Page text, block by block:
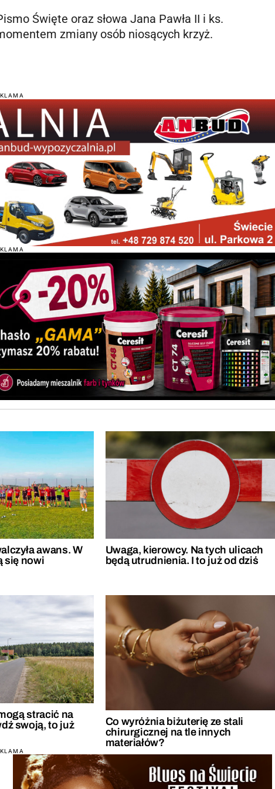
Święte oraz słowa Jana Pawła II i ks.
zmiany osób niosących krzyż.
awans. W
się nowi
Uwaga, kierowcy. Na tych ulicach
będą utrudnienia. I to już od dziś
stracić na
swoją, to już
Co wyróżnia biżuterię ze stali
chirurgicznej na tle innych
materiałów?